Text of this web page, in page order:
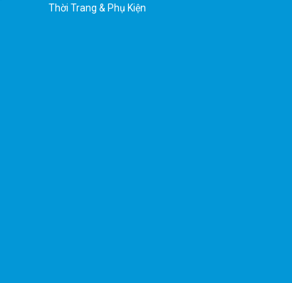
Thời Trang & Phụ Kiện